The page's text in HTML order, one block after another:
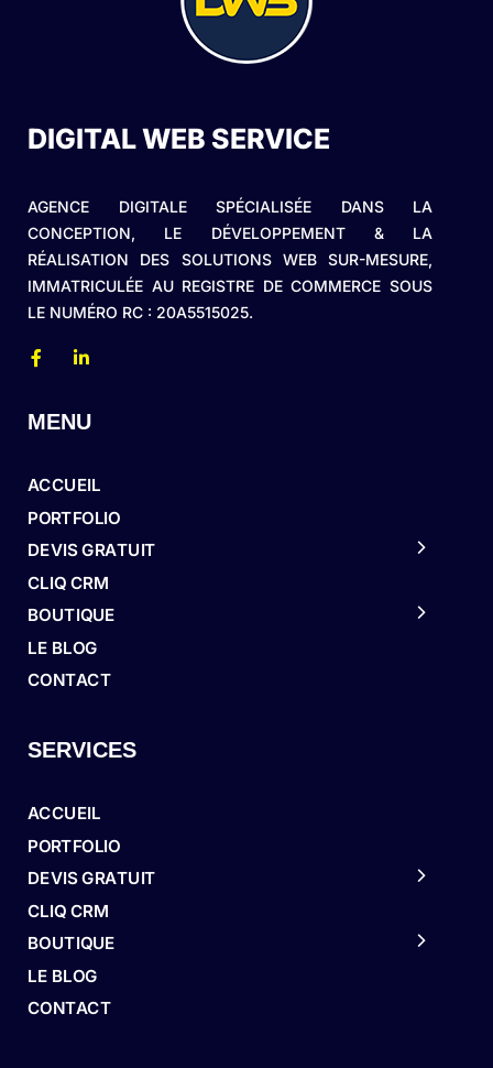
DIGITAL WEB SERVICE
AGENCE DIGITALE SPÉCIALISÉE DANS LA
CONCEPTION, LE DÉVELOPPEMENT & LA
RÉALISATION DES SOLUTIONS WEB SUR-MESURE,
IMMATRICULÉE AU REGISTRE DE COMMERCE SOUS
LE NUMÉRO RC : 20A5515025.
MENU
ACCUEIL
PORTFOLIO
DEVIS GRATUIT
CLIQ CRM
BOUTIQUE
LE BLOG
CONTACT
SERVICES
ACCUEIL
PORTFOLIO
DEVIS GRATUIT
CLIQ CRM
BOUTIQUE
LE BLOG
CONTACT